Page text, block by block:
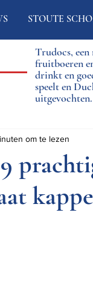
STOUTE
Trudocs,
fruitboeren
drinkt en
speelt en
om te lezen